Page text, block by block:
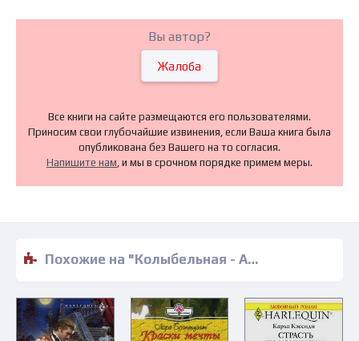
Вы автор?
Жалоба
Все книги на сайте размещаются его пользователями.
Приносим свои глубочайшие извинения, если Ваша книга была
опубликована без Вашего на то согласия.
Напишите нам , и мы в срочном порядке примем меры.
Похожие на "Колыбельная - Александра Гриндер" книги читать бесплатно полные версии